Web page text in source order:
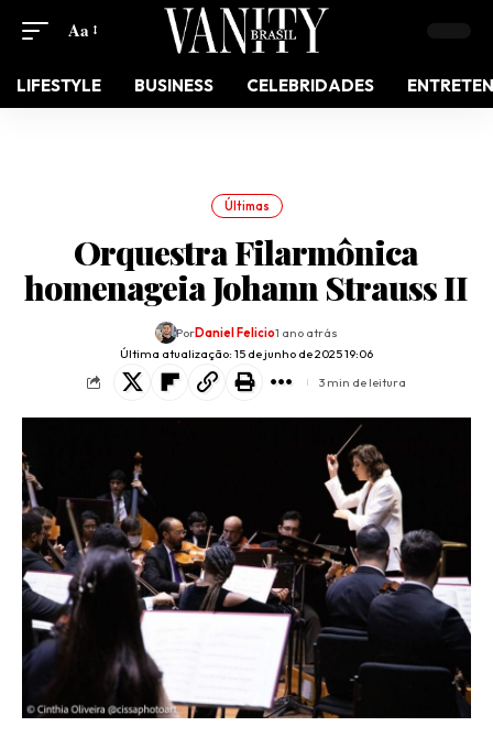
Aa
LIFESTYLE BUSINESS CELEBRIDADES
Últimas
Orquestra Filarmônica
homenageia Johann Strauss II
Última atualização: 15 de junho de 2025 19:06
PorDaniel Felicio1 ano atrás
3 min de leitura